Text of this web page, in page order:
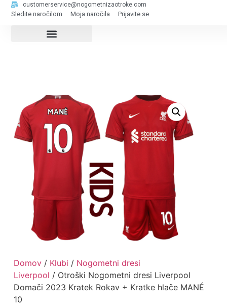
customerservice@nogometnizaotroke.com
Sledite naročilom Moja naročila Prijavite se
Domov/ Klubi / Nogometni dresi
Liverpool / Otroški Nogometni dresi Liverpool
Domači 2023 Kratek Rokav + Kratke hlače MANÉ
10